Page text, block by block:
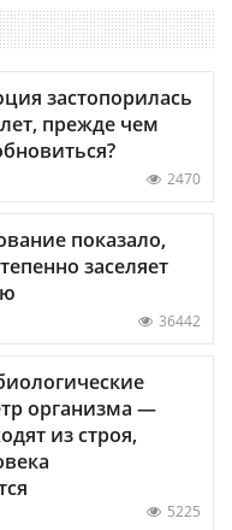
застопорилась
прежде чем
2470
показало,
заселяет
36442
организма —
из строя,
5225